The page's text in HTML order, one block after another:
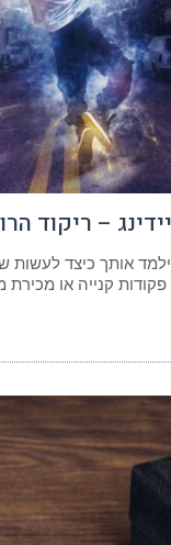
– ריקוד
ילמד אותך כיצד
קנייה או מכירת